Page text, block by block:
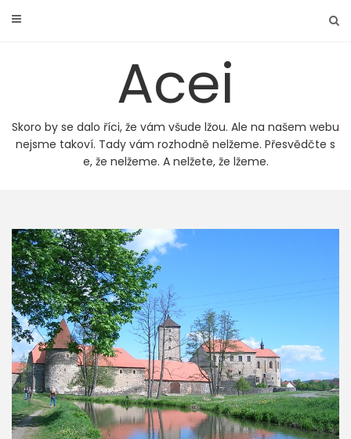
Acei
Skoro by se dalo říci, že vám všude lžou. Ale na našem webu
nejsme takoví. Tady vám rozhodně nelžeme. Přesvědčte s
e, že nelžeme. A nelžete, že lžeme.